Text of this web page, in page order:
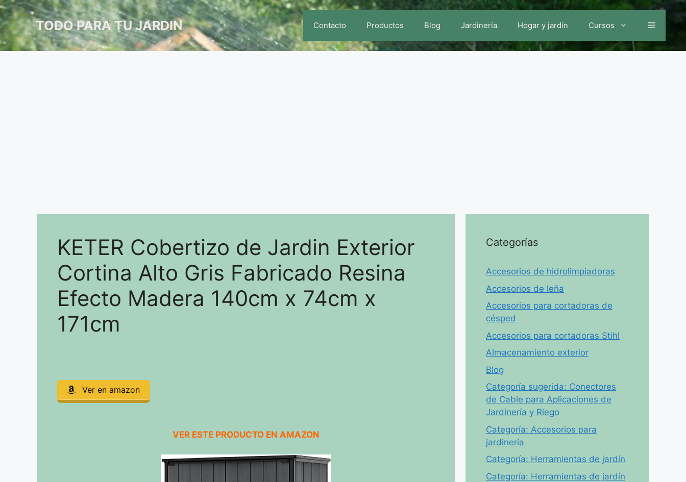
Saltar
al
contenidoTODO PARA TU JARDIN Contacto Productos Blog Jardinería Hogar y jardín Cursos
KETER Cobertizo de Jardin Exterior
Cortina Alto Gris Fabricado Resina
Efecto Madera 140cm x 74cm x
171cm
Ver en amazon
VER ESTE PRODUCTO EN AMAZON
Categorías
Accesorios de hidrolimpiadoras
Accesorios de leña
Accesorios para cortadoras de
césped
Accesorios para cortadoras Stihl
Almacenamiento exterior
Blog
Categoría sugerida: Conectores
de Cable para Aplicaciones de
Jardinería y Riego
Categoría: Accesorios para
jardinería
Categoría: Herramientas de jardín
Categoría: Herramientas de jardín